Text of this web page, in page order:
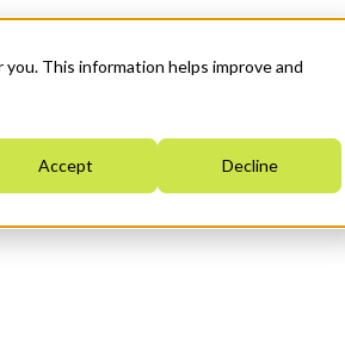
This information helps improve and
Accept Decline